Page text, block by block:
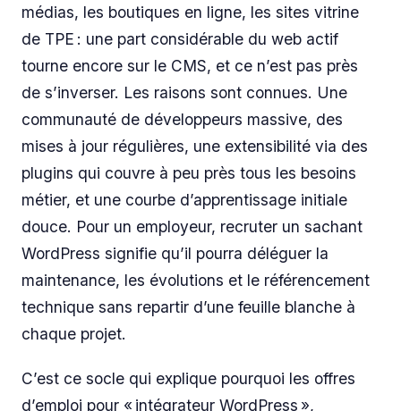
médias, les boutiques en ligne, les sites vitrine
de TPE : une part considérable du web actif
tourne encore sur le CMS, et ce n’est pas près
de s’inverser. Les raisons sont connues. Une
communauté de développeurs massive, des
mises à jour régulières, une extensibilité via des
plugins qui couvre à peu près tous les besoins
métier, et une courbe d’apprentissage initiale
douce. Pour un employeur, recruter un sachant
WordPress signifie qu’il pourra déléguer la
maintenance, les évolutions et le référencement
technique sans repartir d’une feuille blanche à
chaque projet.
C’est ce socle qui explique pourquoi les offres
d’emploi pour « intégrateur WordPress »,